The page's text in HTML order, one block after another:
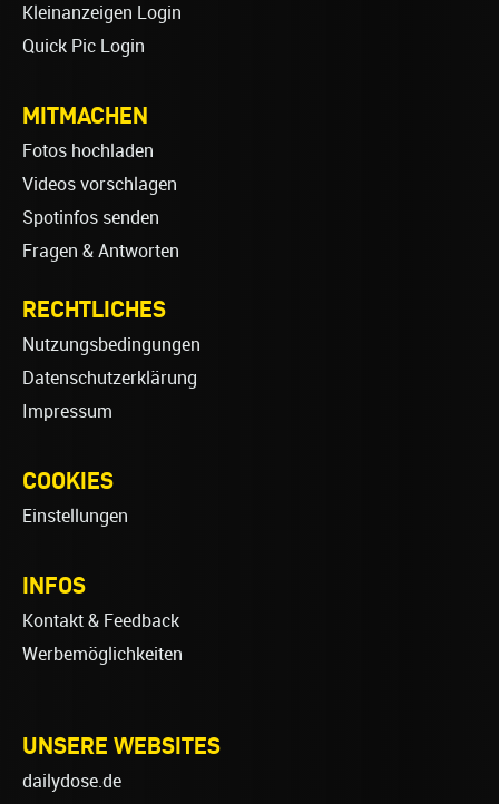
Kleinanzeigen Login
Quick Pic Login
MITMACHEN
Fotos hochladen
Videos vorschlagen
Spotinfos senden
Fragen & Antworten
RECHTLICHES
Nutzungsbedingungen
Datenschutzerklärung
Impressum
COOKIES
Einstellungen
INFOS
Kontakt & Feedback
Werbemöglichkeiten
UNSERE WEBSITES
dailydose.de